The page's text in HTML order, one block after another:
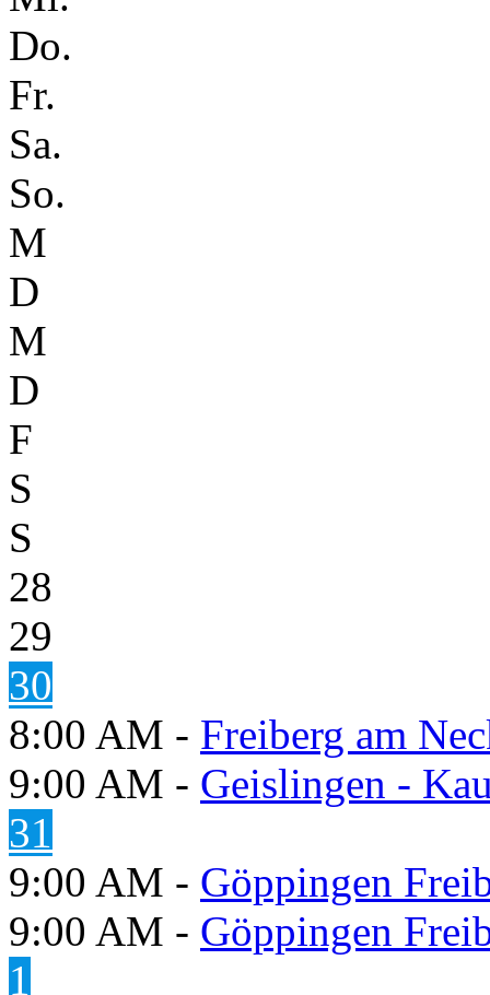
Do.
Fr.
Sa.
So.
M
D
M
D
F
S
S
28
29
30
8:00 AM - Freiberg am
9:00 AM - Geislingen -
31
9:00 AM - Göppingen
9:00 AM - Göppingen
1